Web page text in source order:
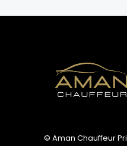
© Aman Chauffeur